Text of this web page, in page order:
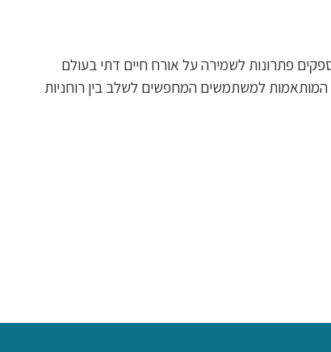
פתרונות לשמירה על אורח חיים דתי בעולם
המותאמות למשתמשים המחפשים לשלב בין רוחניות